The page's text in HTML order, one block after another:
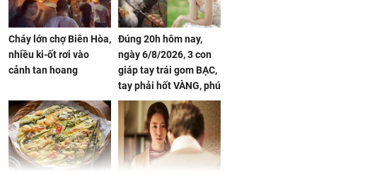
Cháy lớn chợ Biên Hòa,
nhiều ki-ốt rơi vào
cảnh tan hoang
Đúng 20h hôm nay,
ngày 6/8/2026, 3 con
giáp tay trái gom BẠC,
tay phải hốt VÀNG, phú
quý ngập nhà, của cải
chất đầy kho